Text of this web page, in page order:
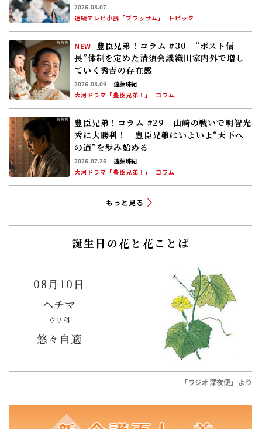
りは三條雅幸アナ 2026年度後期放送
2026.08.07
連続テレビ小説「ブラッサム」
トピック
NEW
豊臣兄弟！コラム #30 “ポスト信
長”体制を定めた清須会議――織田家内外で増し
ていく秀吉の存在感
2026.08.09
遠藤珠紀
大河ドラマ「豊臣兄弟！」
コラム
豊臣兄弟！コラム #29 山崎の戦いで明智光
秀に大勝利！ 豊臣兄弟はいよいよ“天下へ
の道”を歩み始める
2026.07.26
遠藤珠紀
大河ドラマ「豊臣兄弟！」
コラム
もっと見る
誕生日の花と花ことば
08月10日
ヘチマ
ウリ科
悠々自適
「ラジオ深夜便」より